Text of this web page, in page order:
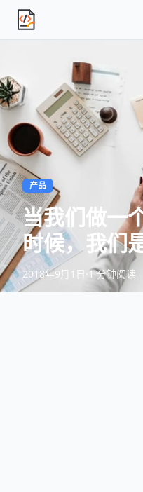
独立产品人日记
产品
当我们做一
时候，我们
2018年9月1日 ·1 分钟阅读